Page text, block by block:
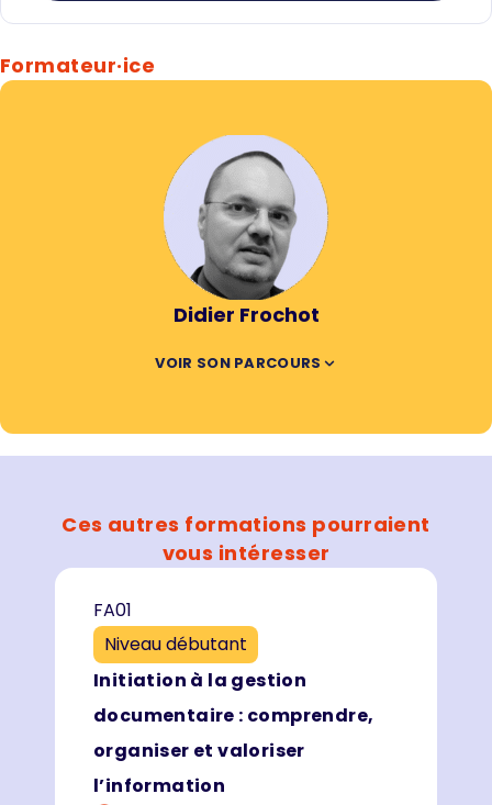
Formateur·ice
Didier Frochot
VOIR SON PARCOURS
Ces autres formations pourraient
vous intéresser
FA01
Niveau débutant
Initiation à la gestion
documentaire : comprendre,
organiser et valoriser
l’information